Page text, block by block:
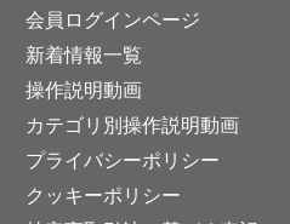
会員ログインページ
新着情報一覧
操作説明動画
カテゴリ別操作説明動画
プライバシーポリシー
クッキーポリシー